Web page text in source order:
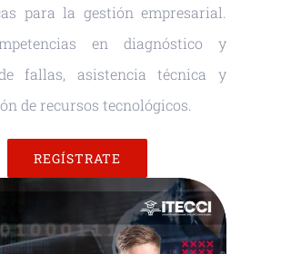
para la gestión empresarial.
en diagnóstico y
fallas, asistencia técnica y
de recursos tecnológicos.
REGÍSTRATE